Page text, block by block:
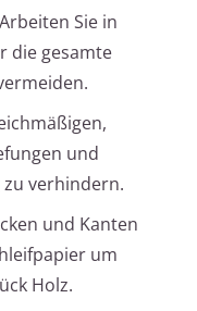
Sie in
die gesamte
und
verhindern.
und Kanten
um
Holz.